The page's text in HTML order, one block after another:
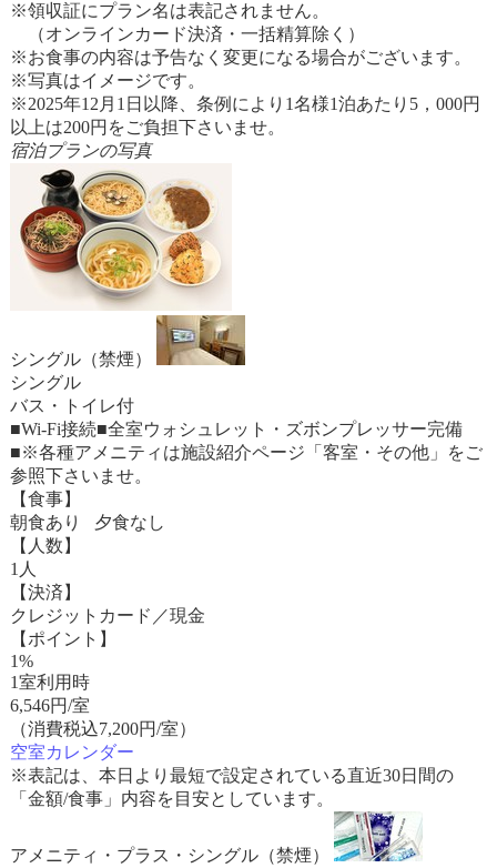
※領収証にプラン名は表記されません。
（オンラインカード決済・一括精算除く）
※お食事の内容は予告なく変更になる場合がございます。
※写真はイメージです。
※2025年12月1日以降、条例により1名様1泊あたり5，000円
以上は200円をご負担下さいませ。
宿泊プランの写真
シングル（禁煙）
シングル
バス・トイレ付
■Wi-Fi接続■全室ウォシュレット・ズボンプレッサー完備
■※各種アメニティは施設紹介ページ「客室・その他」をご
参照下さいませ。
【食事】
朝食あり 夕食なし
【人数】
1人
【決済】
クレジットカード／現金
【ポイント】
1%
1室利用時
6,546円/室
（消費税込7,200円/室）
空室カレンダー
※表記は、本日より最短で設定されている直近30日間の
「金額/食事」内容を目安としています。
アメニティ・プラス・シングル（禁煙）